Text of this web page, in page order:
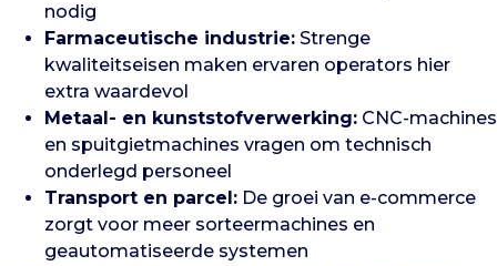
nodig
Farmaceutische industrie: Strenge
kwaliteitseisen maken ervaren operators hier
extra waardevol
Metaal- en kunststofverwerking: CNC-machines
en spuitgietmachines vragen om technisch
onderlegd personeel
Transport en parcel: De groei van e-commerce
zorgt voor meer sorteermachines en
geautomatiseerde systemen